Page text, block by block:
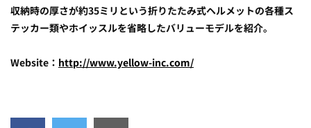
収納時の厚さが約35ミリという折りたたみ式ヘルメットの各種ス
テッカー類やホイッスルを省略したバリューモデルを紹介。
Website： http://www.yellow-inc.com/